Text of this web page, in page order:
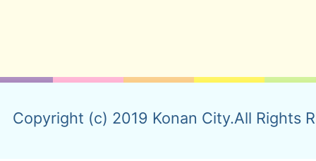
Copyright (c) 2019 Konan City.All Rights